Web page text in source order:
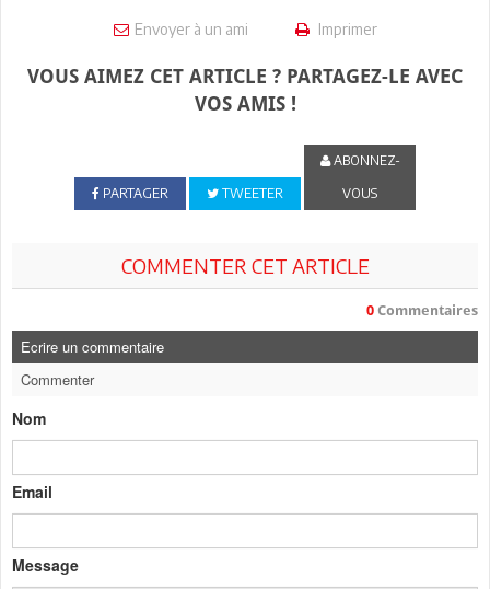
Envoyer à un ami Imprimer
VOUS AIMEZ CET ARTICLE ? PARTAGEZ-LE AVEC
VOS AMIS !
PARTAGER TWEETER
ABONNEZ-
VOUS
COMMENTER CET ARTICLE
0 Commentaires
Ecrire un commentaire
Commenter
Nom
Email
Message